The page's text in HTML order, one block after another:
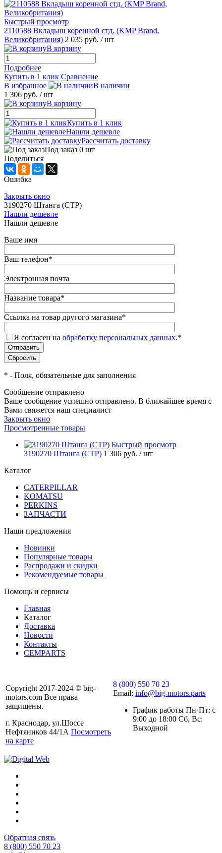
Быстрый просмотр
2110588 Вкладыш коренной стд. (KMP Brand,
Великобритания) 2 035 руб. / шт
В корзину
Подробнее
Купить в 1 клик Сравнение
В избранное
В наличии
1 306 руб. / шт
В корзину
Купить в 1 клик
Нашли дешевле
Рассчитать доставку
Под заказ 0 шт
Поделиться
Ошибка
Закрыть окно
3190270 Штанга (CTP)
Нашли дешевле
Нашли дешевле
Ваше имя
Ваш телефон*
Электронная почта
Название товара*
Ссылка на товар другого магазина*
Я согласен на обработку персональных данных.*
* - Поля, обязательные для заполнения
Сообщение отправлено
Ваше сообщение успешно отправлено. В ближайшее время с
Вами свяжется наш специалист
Закрыть окно
Просмотренные товары
Быстрый просмотр
3190270 Штанга (CTP) 1 306 руб. / шт
Каталог
CATERPILLAR
KOMATSU
PERKINS
ЗАПЧАСТИ
Наши предложения
Новинки
Популярные товары
Распродажи и скидки
Рекомендуемые товары
Помощь и сервисы
Главная
Каталог
Доставка
Новости
Контакты
CEMPARTS
Copyright 2017-2024 © big-
motors.com Все права
защищены.
г. Краснодар, ул.Шоссе
Нефтяников 44/1А Посмотреть
на карте
8 (800) 550 70 23
Email: info@big-motors.parts
График работы Пн-Пт: с
9:00 до 18:00 Сб, Вс:
Выходной
Обратная связь
8 (800) 550 70 23